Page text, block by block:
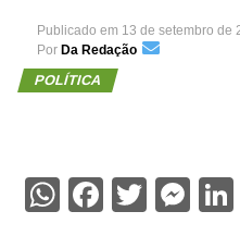
Publicado em 13 de setembro de
Por Da Redação
POLÍTICA
WhatsApp